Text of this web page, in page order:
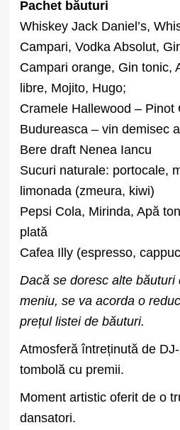
Pachet băuturi
Whiskey Jack Daniel’s,
Campari, Vodka Absolut,
Campari orange, Gin tonic,
libre, Mojito, Hugo;
Cramele Hallewood – Pinot
Budureasca – vin demisec
Bere draft Nenea Iancu
Sucuri naturale: portocale,
limonada (zmeura, kiwi)
Pepsi Cola, Mirinda, Apă
plată
Cafea Illy (espresso,
Dacă se doresc alte
meniu, se va acorda o
prețul listei de băuturi.
Atmosferă întreținută de DJ-
tombolă cu premii.
Moment artistic oferit de o
dansatori.